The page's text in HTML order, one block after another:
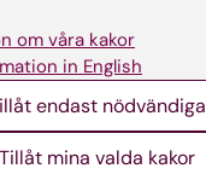
om våra kakor
in English
endast nödvändiga
Tillåt mina valda kakor